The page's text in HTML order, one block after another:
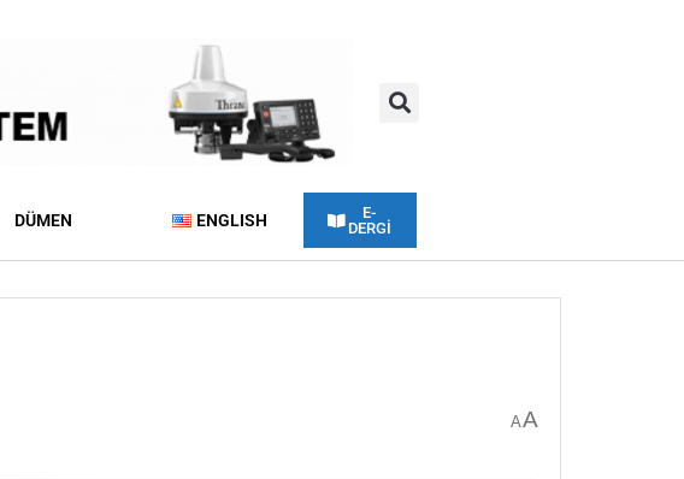
DÜMEN ENGLISH
E-
DERGİ
AA